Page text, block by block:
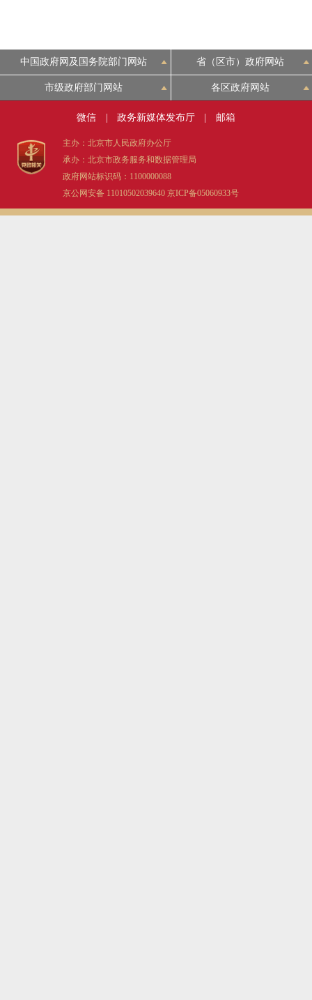
中国政府网及国务院部门网站 省（区市）政府网站
市级政府部门网站 各区政府网站
微信 政务新媒体发布厅 邮箱
主办：北京市人民政府办公厅
承办：北京市政务服务和数据管理局
政府网站标识码：1100000088
京公网安备 11010502039640 京ICP备05060933号